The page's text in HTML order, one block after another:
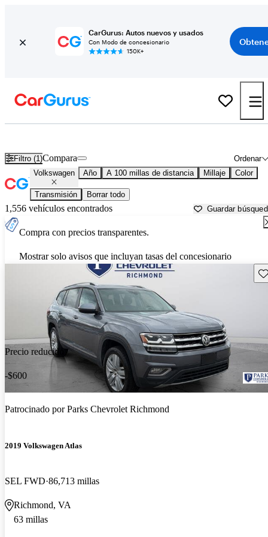
CarGurus: Autos nuevos y usados
Con Modo de concesionario
150K+
Filtro (1) Ordenar
Compara
Volkswagen Año A 100 millas de distancia Millaje Color
Transmisión Borrar todo
1,556 vehículos encontrados Guardar
Compra con precios transparentes.
Mostrar solo avisos que incluyan tasas del concesionario
Precio reducido
-$600
Patrocinado porParks Chevrolet Richmond
2019 Volkswagen Atlas
SEL FWD 86,713 millas
Richmond, VA
63 millas